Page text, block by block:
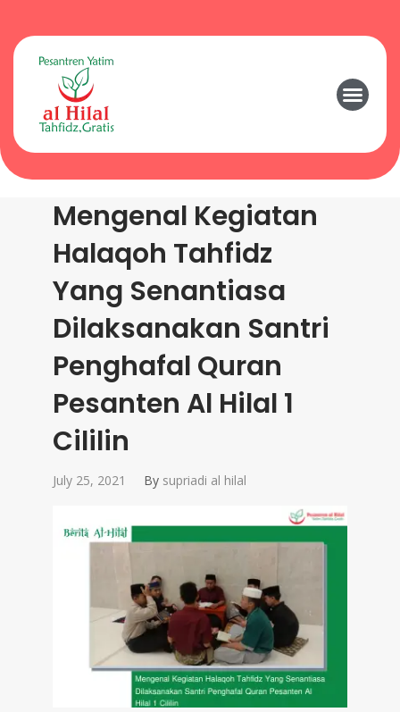
Mengenal Kegiatan
Halaqoh Tahfidz
Yang Senantiasa
Dilaksanakan Santri
Penghafal Quran
Pesanten Al Hilal 1
Cililin
July 25, 2021 By supriadi al hilal